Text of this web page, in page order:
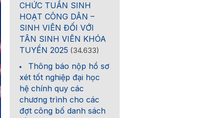
CHỨC TUẦN SINH
HOẠT CÔNG DÂN –
SINH VIÊN ĐỐI VỚI
TÂN SINH VIÊN KHÓA
TUYỂN 2025 (34.633)
Thông báo nộp hồ sơ
xét tốt nghiệp đại học
hệ chính quy các
chương trình cho các
đợt công bố danh sách